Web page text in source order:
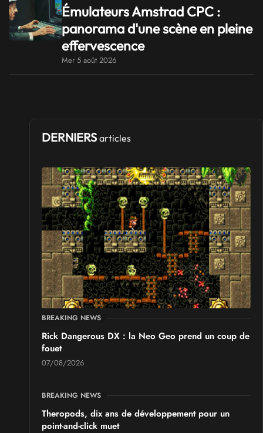
Émulateurs Amstrad CPC :
panorama d'une scène en pleine
effervescence
Mer 5 août 2026
DERNIERS articles
BREAKING NEWS
Rick Dangerous DX : la Neo Geo prend un coup de
fouet
07/08/2026
BREAKING NEWS
Theropods, dix ans de développement pour un
point-and-click muet